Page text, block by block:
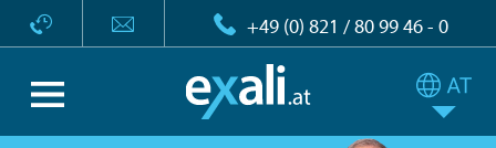
+49 (0) 821 / 80 99 46 - 0